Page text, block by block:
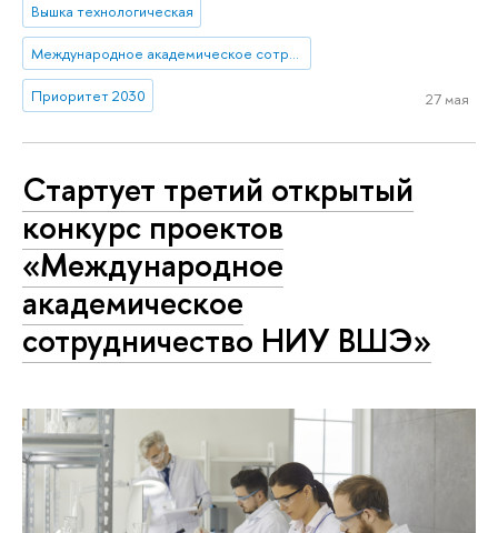
Вышка технологическая
Международное академическое сотрудничество
Приоритет 2030 27 мая
Стартует третий открытый
конкурс проектов
«Международное
академическое
сотрудничество НИУ ВШЭ»